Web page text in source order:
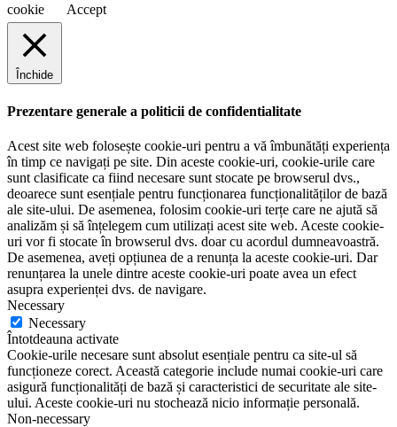
cookie
Accept
Închide
Prezentare generale a politicii de confidentialitate
Acest site web folosește cookie-uri pentru a vă îmbunătăți experiența
în timp ce navigați pe site. Din aceste cookie-uri, cookie-urile care
sunt clasificate ca fiind necesare sunt stocate pe browserul dvs.,
deoarece sunt esențiale pentru funcționarea funcționalităților de bază
ale site-ului. De asemenea, folosim cookie-uri terțe care ne ajută să
analizăm și să înțelegem cum utilizați acest site web. Aceste cookie-
uri vor fi stocate în browserul dvs. doar cu acordul dumneavoastră.
De asemenea, aveți opțiunea de a renunța la aceste cookie-uri. Dar
renunțarea la unele dintre aceste cookie-uri poate avea un efect
asupra experienței dvs. de navigare.
Necessary
Necessary
Întotdeauna activate
Cookie-urile necesare sunt absolut esențiale pentru ca site-ul să
funcționeze corect. Această categorie include numai cookie-uri care
asigură funcționalități de bază și caracteristici de securitate ale site-
ului. Aceste cookie-uri nu stochează nicio informație personală.
Non-necessary